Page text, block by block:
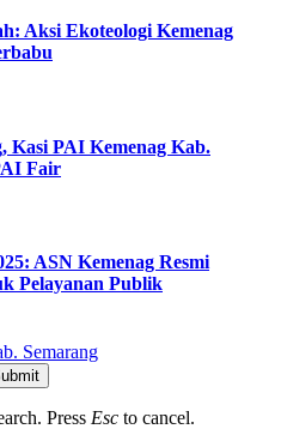
Aksi Ekoteologi Kemenag
Kasi PAI Kemenag Kab.
Fair
ASN Kemenag Resmi
Pelayanan Publik
Semarang
Press Esc to cancel.